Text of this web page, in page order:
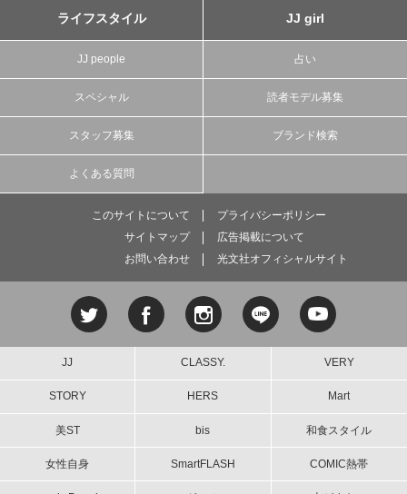
ライフスタイル JJ girl
JJ people 占い
スペシャル 読者モデル募集
スタッフ募集 ブランド検索
よくある質問
このサイトについて
プライバシーポリシー
サイトマップ
広告掲載について
お問い合わせ
光文社オフィシャルサイト
JJ CLASSY. VERY
STORY HERS Mart
美ST bis 和食スタイル
女性自身 SmartFLASH COMIC熱帯